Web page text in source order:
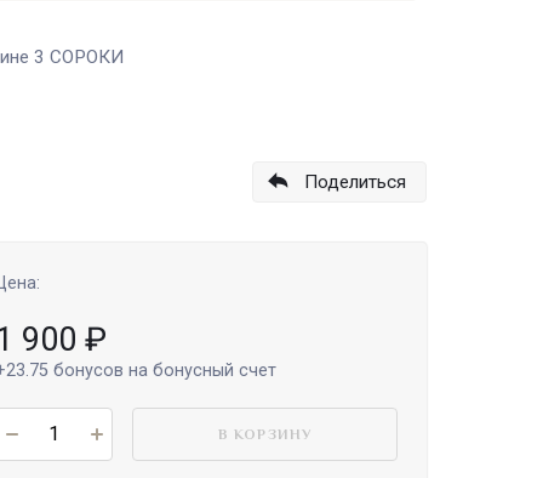
3 СОРОКИ
Поделиться
900 ₽
бонусов на бонусный счет
В КОРЗИНУ